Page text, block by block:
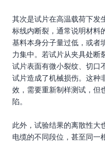
其次是试片在高温载荷下发
标线内断裂，通常说明材料
基料本身分子量过低，或者
力集中。若试片从夹具处断
试片表面有微小裂纹、切口
试片造成了机械损伤。这种
效，需要重新制样测试，但
陷。
此外，试验结果的离散性大
电缆的不同段位，甚至同一